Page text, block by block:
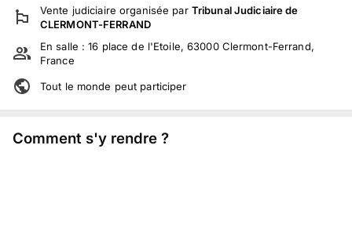
Vente judiciaire organisée par Tribunal Judiciaire de
CLERMONT-FERRAND
En salle :16 place de l'Etoile, 63000 Clermont-Ferrand,
France
Tout le monde peut participer
Comment s'y rendre ?